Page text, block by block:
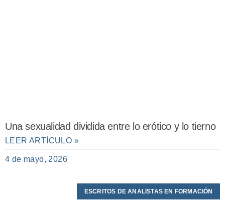
Una sexualidad dividida entre lo erótico y lo tierno
LEER ARTÍCULO »
4 de mayo, 2026
ESCRITOS DE ANALISTAS EN FORMACIÓN